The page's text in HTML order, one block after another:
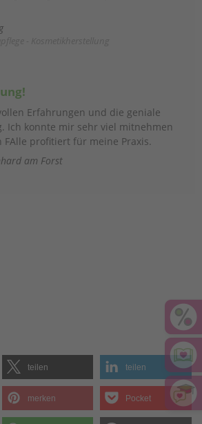
Erfahrungen und die geniale
Ich konnte mir sehr viel mitnehmen
profitiert für meine Praxis.
am Forst
teilen teilen
merken Pocket